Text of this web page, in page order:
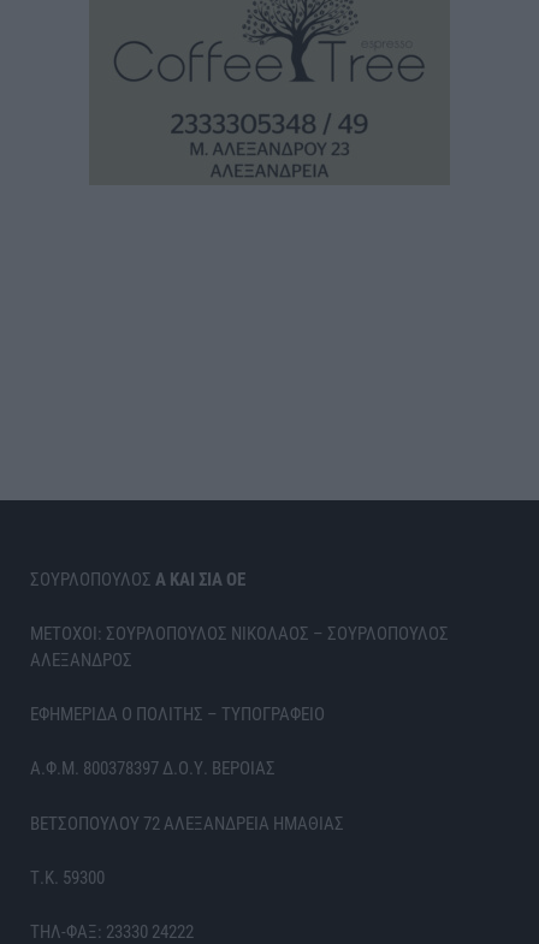
ΣΟΥΡΛΟΠΟΥΛΟΣ Α ΚΑΙ ΣΙΑ ΟΕ
ΜΕΤΟΧΟΙ: ΣΟΥΡΛΟΠΟΥΛΟΣ ΝΙΚΟΛΑΟΣ – ΣΟΥΡΛΟΠΟΥΛΟΣ
ΑΛΕΞΑΝΔΡΟΣ
ΕΦΗΜΕΡΙΔΑ Ο ΠΟΛΙΤΗΣ – ΤΥΠΟΓΡΑΦΕΙΟ
Α.Φ.Μ. 800378397 Δ.Ο.Υ. ΒΕΡΟΙΑΣ
ΒΕΤΣΟΠΟΥΛΟΥ 72 ΑΛΕΞΑΝΔΡΕΙΑ ΗΜΑΘΙΑΣ
Τ.Κ. 59300
ΤΗΛ-ΦΑΞ: 23330 24222